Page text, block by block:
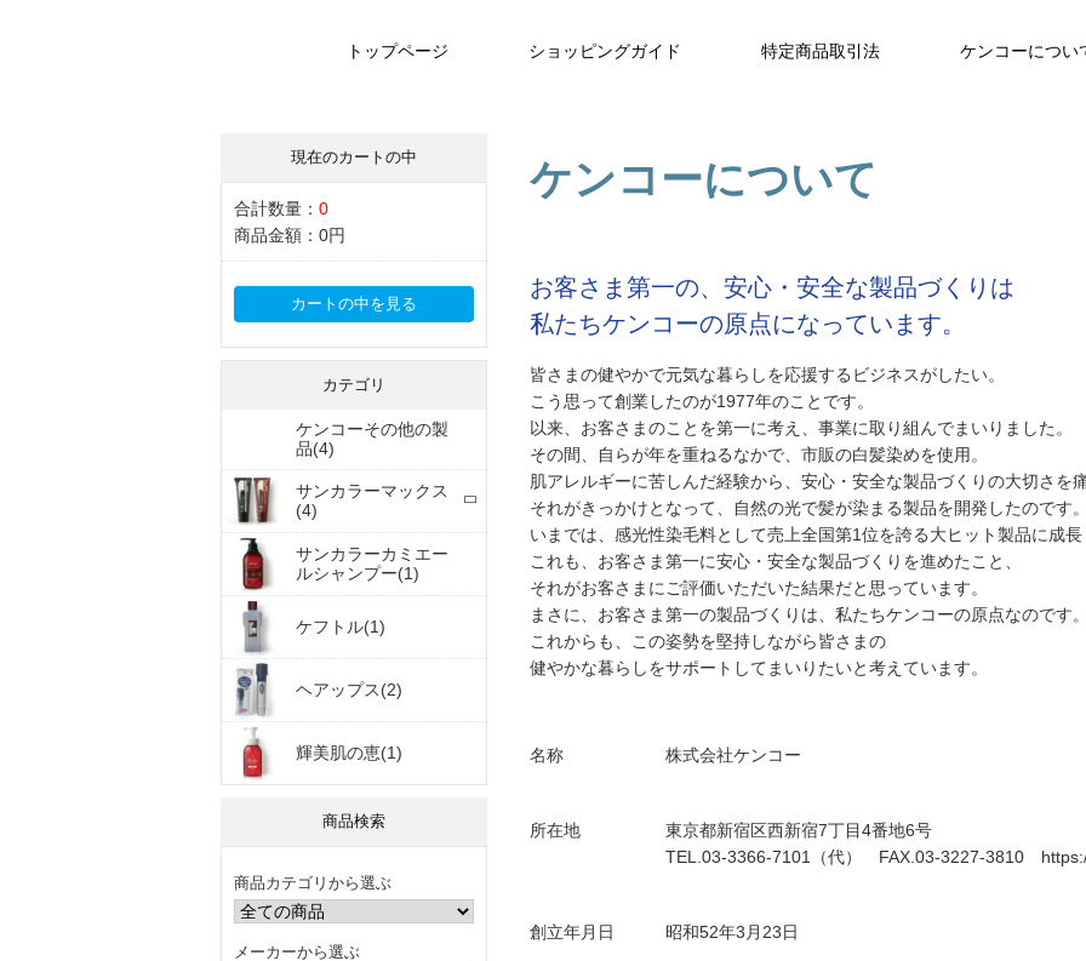
トップページ ショッピングガイド 特定商品取引法 ケンコーについ
現在のカートの中
合計数量： 0
商品金額： 0円
カートの中を見る
カテゴリ
ケンコーその他の製
品(4)
サンカラーマックス
(4)
サンカラーカミエー
ルシャンプー(1)
ケフトル(1)
ヘアップス(2)
輝美肌の恵(1)
商品検索
商品カテゴリから選ぶ
メーカーから選ぶ
ケンコーについて
お客さま第一の、安心・安全な製品づくりは
私たちケンコーの原点になっています。
皆さまの健やかで元気な暮らしを応援するビジネスがしたい。
こう思って創業したのが1977年のことです。
以来、お客さまのことを第一に考え、事業に取り組んでまいりました。
その間、自らが年を重ねるなかで、市販の白髪染めを使用。
肌アレルギーに苦しんだ経験から、安心・安全な製品づくりの大切さを
それがきっかけとなって、自然の光で髪が染まる製品を開発したのです
いまでは、感光性染毛料として売上全国第1位を誇る大ヒット製品に成
これも、お客さま第一に安心・安全な製品づくりを進めたこと、
それがお客さまにご評価いただいた結果だと思っています。
まさに、お客さま第一の製品づくりは、私たちケンコーの原点なのです
これからも、この姿勢を堅持しながら皆さまの
健やかな暮らしをサポートしてまいりたいと考えています。
名称 株式会社ケンコー
所在地
東京都新宿区西新宿7丁目4番地6号
TEL.03-3366-7101（代） FAX.03-3227-3810
創立年月日 昭和52年3月23日